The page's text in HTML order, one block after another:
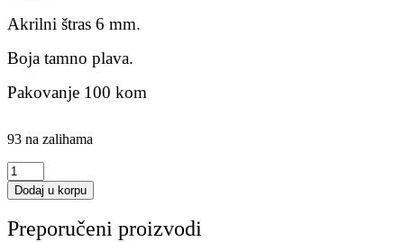
Akrilni štras 6 mm.
Boja tamno plava.
Pakovanje 100 kom
93 na zalihama
Štras
perla
6
tamno
Dodaj u korpu
Preporučeni proizvodi